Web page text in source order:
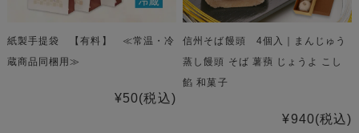
紙製手提袋 【有料】 ≪常温・冷
蔵商品同梱用≫
¥50(税込)
信州そば饅頭 4個入｜まんじゅう
蒸し饅頭 そば 薯蕷 じょうよ こし
餡 和菓子
¥940(税込)